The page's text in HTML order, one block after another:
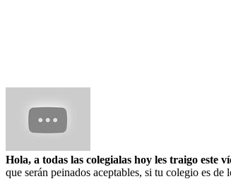
Hola, a todas las colegialas hoy les traigo este
que serán peinados aceptables, si tu colegio es